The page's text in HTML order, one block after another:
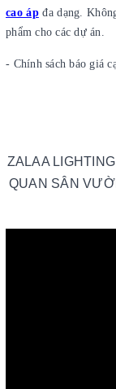
cao ápđa dạng.
phẩm cho các dự án.
- Chính sách báo giá
ZALAA
QUAN SÂN